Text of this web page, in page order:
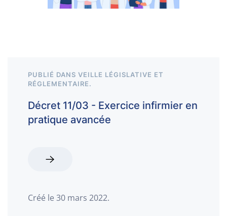
PUBLIÉ DANS VEILLE LÉGISLATIVE ET
RÉGLEMENTAIRE.
Décret 11/03 - Exercice infirmier en
pratique avancée
Créé le 30 mars 2022.